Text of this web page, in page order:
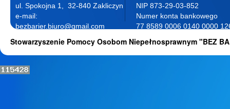
ul. Spokojna 1, 32-840 Zakliczyn
e-mail:
bezbarier.biuro@gmail.com
NIP 873-29-03-852
Numer konta bankowego
77 8589 0006 0140 0000
Stowarzyszenie Pomocy Osobom Niepełnosprawnym "BEZ